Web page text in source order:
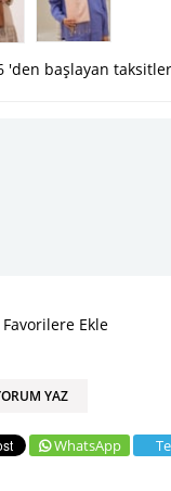
'den başlayan
Favorilere Ekle
YAZ
WhatsApp